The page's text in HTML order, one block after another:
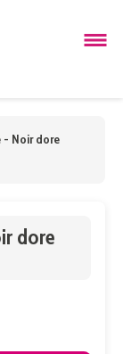
- Noir dore
dore